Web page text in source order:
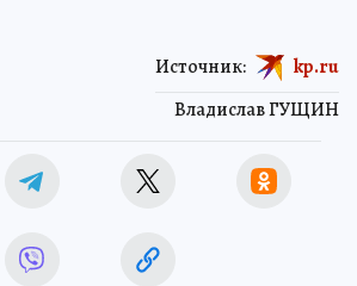
Владислав ГУЩИН
Источник: kp.ru